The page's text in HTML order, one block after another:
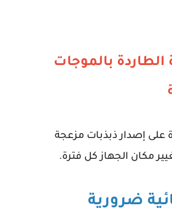
الطاردة بالموجات
على إصدار ذبذبات مزعجة
مكان الجهاز كل فترة.
ضرورية